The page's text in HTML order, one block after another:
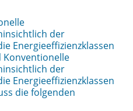
der
Energieeffizienzklassen
Konventionelle
der
Energieeffizienzklassen
die folgenden